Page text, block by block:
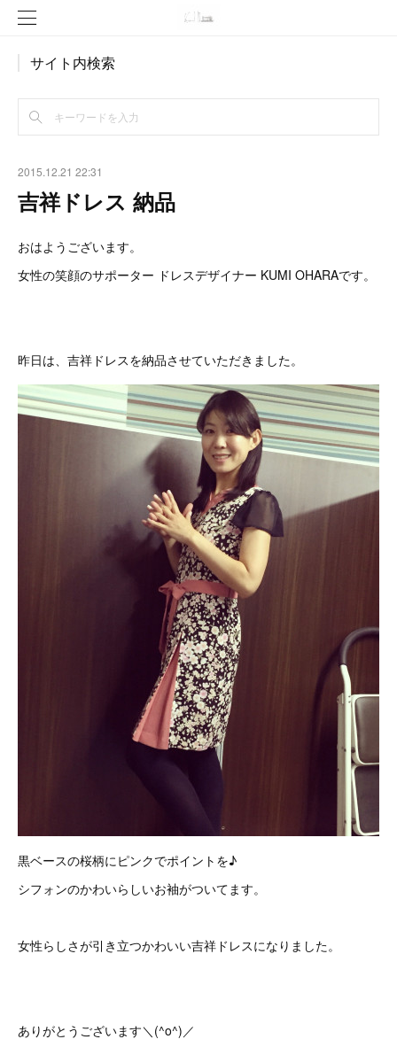
サイト内検索
2015.12.21 22:31
吉祥ドレス 納品
おはようございます。
女性の笑顔のサポーター ドレスデザイナー KUMI OHARAです。
昨日は、吉祥ドレスを納品させていただきました。
黒ベースの桜柄にピンクでポイントを♪
シフォンのかわいらしいお袖がついてます。
女性らしさが引き立つかわいい吉祥ドレスになりました。
ありがとうございます＼(^o^)／